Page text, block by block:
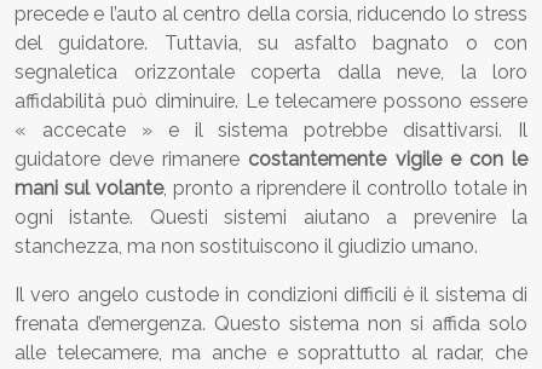
precede e l’auto al centro della corsia, riducendo lo stress
del guidatore. Tuttavia, su asfalto bagnato o con
segnaletica orizzontale coperta dalla neve, la loro
affidabilità può diminuire. Le telecamere possono essere
« accecate » e il sistema potrebbe disattivarsi. Il
guidatore deve rimanere costantemente vigile e con le
mani sul volante, pronto a riprendere il controllo totale in
ogni istante. Questi sistemi aiutano a prevenire la
stanchezza, ma non sostituiscono il giudizio umano.
Il vero angelo custode in condizioni difficili è il sistema di
frenata d’emergenza. Questo sistema non si affida solo
alle telecamere, ma anche e soprattutto al radar, che